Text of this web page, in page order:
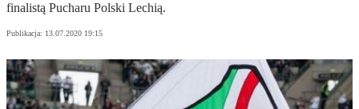
finalistą Pucharu Polski Lechią.
Publikacja: 13.07.2020 19:15